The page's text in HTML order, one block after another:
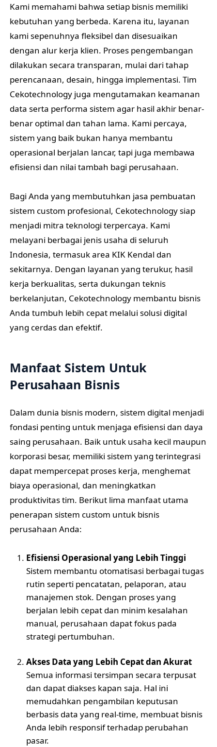
Kami memahami bahwa setiap bisnis memiliki
kebutuhan yang berbeda. Karena itu, layanan
kami sepenuhnya fleksibel dan disesuaikan
dengan alur kerja klien. Proses pengembangan
dilakukan secara transparan, mulai dari tahap
perencanaan, desain, hingga implementasi. Tim
Cekotechnology juga mengutamakan keamanan
data serta performa sistem agar hasil akhir benar-
benar optimal dan tahan lama. Kami percaya,
sistem yang baik bukan hanya membantu
operasional berjalan lancar, tapi juga membawa
efisiensi dan nilai tambah bagi perusahaan.
Bagi Anda yang membutuhkan jasa pembuatan
sistem custom profesional, Cekotechnology siap
menjadi mitra teknologi terpercaya. Kami
melayani berbagai jenis usaha di seluruh
Indonesia, termasuk area KIK Kendal dan
sekitarnya. Dengan layanan yang terukur, hasil
kerja berkualitas, serta dukungan teknis
berkelanjutan, Cekotechnology membantu bisnis
Anda tumbuh lebih cepat melalui solusi digital
yang cerdas dan efektif.
Manfaat Sistem Untuk
Perusahaan Bisnis
Dalam dunia bisnis modern, sistem digital menjadi
fondasi penting untuk menjaga efisiensi dan daya
saing perusahaan. Baik untuk usaha kecil maupun
korporasi besar, memiliki sistem yang terintegrasi
dapat mempercepat proses kerja, menghemat
biaya operasional, dan meningkatkan
produktivitas tim. Berikut lima manfaat utama
penerapan sistem custom untuk bisnis
perusahaan Anda:
Efisiensi Operasional yang Lebih Tinggi
Sistem membantu otomatisasi berbagai tugas
rutin seperti pencatatan, pelaporan, atau
manajemen stok. Dengan proses yang
berjalan lebih cepat dan minim kesalahan
manual, perusahaan dapat fokus pada
strategi pertumbuhan.
Akses Data yang Lebih Cepat dan Akurat
Semua informasi tersimpan secara terpusat
dan dapat diakses kapan saja. Hal ini
memudahkan pengambilan keputusan
berbasis data yang real-time, membuat bisnis
Anda lebih responsif terhadap perubahan
pasar.